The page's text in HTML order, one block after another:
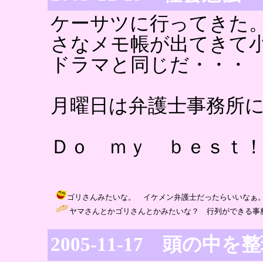
ケーサツに行ってきた
さなメモ帳が出てきて
ドラマと同じだ・・・
月曜日は弁護士事務所
Ｄｏ ｍｙ ｂｅｓｔ！
ゴリさんみたいな。 イケメン弁護士だったらいいなぁ
ヤマさんとかゴリさんとかみたいな？ 行列ができる
2005-11-17 頭の中を